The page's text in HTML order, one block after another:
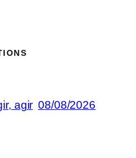
agir 08/08/2026